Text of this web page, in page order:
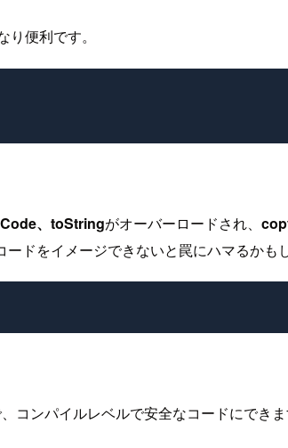
便利です。
、toStringがオーバーロードされ、
ドをイメージできないと罠にハマるかも
ンパイルレベルで安全なコードにでき